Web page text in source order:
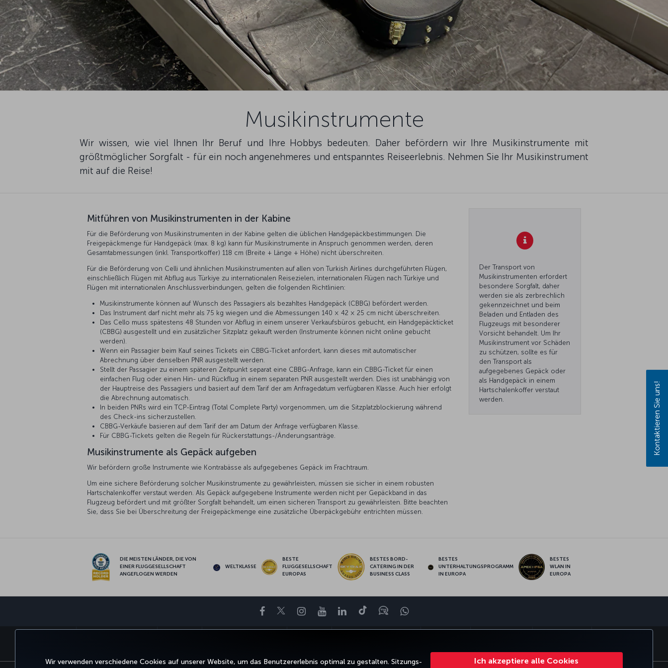
Wir verwenden verschiedene Cookies auf unserer Website, um das Benutzererlebnis optimal zu gestalten. Sitzungs-
Ich akzeptiere alle Cookies
Musikinstrumente
Wir wissen, wie viel Ihnen Ihr Beruf und Ihre Hobbys bedeuten. Daher befördern wir Ihre Musikinstrumente mit
größtmöglicher Sorgfalt - für ein noch angenehmeres und entspanntes Reiseerlebnis. Nehmen Sie Ihr Musikinstrument
mit auf die Reise!
Mitführen von Musikinstrumenten in der Kabine
Für die Beförderung von Musikinstrumenten in der Kabine gelten die üblichen Handgepäckbestimmungen. Die
Freigepäckmenge für Handgepäck (max. 8 kg) kann für Musikinstrumente in Anspruch genommen werden, deren
Gesamtabmessungen (inkl. Transportkoffer) 118 cm (Breite + Länge + Höhe) nicht überschreiten.
Für die Beförderung von Celli und ähnlichen Musikinstrumenten auf allen von Turkish Airlines durchgeführten Flügen,
einschließlich Flügen mit Abflug aus Türkiye zu internationalen Reisezielen, internationalen Flügen nach Türkiye und
Flügen mit internationalen Anschlussverbindungen, gelten die folgenden Richtlinien:
Musikinstrumente können auf Wunsch des Passagiers als bezahltes Handgepäck (CBBG) befördert werden.
Das Instrument darf nicht mehr als 75 kg wiegen und die Abmessungen 140 × 42 × 25 cm nicht überschreiten.
Das Cello muss spätestens 48 Stunden vor Abflug in einem unserer Verkaufsbüros gebucht, ein Handgepäckticket
(CBBG) ausgestellt und ein zusätzlicher Sitzplatz gekauft werden (Instrumente können nicht online gebucht
werden).
Wenn ein Passagier beim Kauf seines Tickets ein CBBG-Ticket anfordert, kann dieses mit automatischer
Abrechnung über denselben PNR ausgestellt werden.
Stellt der Passagier zu einem späteren Zeitpunkt separat eine CBBG-Anfrage, kann ein CBBG-Ticket für einen
einfachen Flug oder einen Hin- und Rückflug in einem separaten PNR ausgestellt werden. Dies ist unabhängig von
der Hauptreise des Passagiers und basiert auf dem Tarif der am Anfragedatum verfügbaren Klasse. Auch hier erfolgt
die Abrechnung automatisch.
In beiden PNRs wird ein TCP-Eintrag (Total Complete Party) vorgenommen, um die Sitzplatzblockierung während
des Check-ins sicherzustellen.
CBBG-Verkäufe basieren auf dem Tarif der am Datum der Anfrage verfügbaren Klasse.
Für CBBG-Tickets gelten die Regeln für Rückerstattungs-/Änderungsanträge.
Musikinstrumente als Gepäck aufgeben
Wir befördern große Instrumente wie Kontrabässe als aufgegebenes Gepäck im Frachtraum.
Um eine sichere Beförderung solcher Musikinstrumente zu gewährleisten, müssen sie sicher in einem robusten
Hartschalenkoffer verstaut werden. Als Gepäck aufgegebene Instrumente werden nicht per Gepäckband in das
Flugzeug befördert und mit größter Sorgfalt behandelt, um einen sicheren Transport zu gewährleisten. Bitte beachten
Sie, dass Sie bei Überschreitung der Freigepäckmenge eine zusätzliche Überpäckgebühr entrichten müssen.
Der Transport von
Musikinstrumenten erfordert
besondere Sorgfalt, daher
werden sie als zerbrechlich
gekennzeichnet und beim
Beladen und Entladen des
Flugzeugs mit besonderer
Vorsicht behandelt. Um Ihr
Musikinstrument vor Schäden
zu schützen, sollte es für
den Transport als
aufgegebenes Gepäck oder
als Handgepäck in einem
Hartschalenkoffer verstaut
werden.
DIE MEISTEN LÄNDER, DIE VON
EINER FLUGGESELLSCHAFT
ANGEFLOGEN WERDEN
WELTKLASSE
BESTE
FLUGGESELLSCHAFT
EUROPAS
BESTES BORD-
CATERING IN DER
BUSINESS CLASS
BESTES
UNTERHALTUNGSPROGRAMM
IN EUROPA
BESTES
WLAN IN
EUROPA
Facebook
TwitterInstagram
YouTubeLinkedIn
TikTokBlogWhatsapp
Kontaktieren Sie uns!